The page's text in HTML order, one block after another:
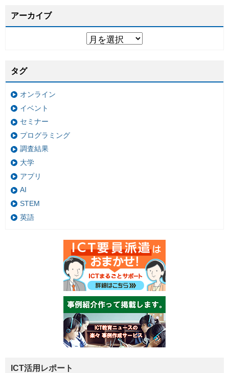
アーカイブ
タグ
オンライン
イベント
セミナー
プログラミング
調査結果
大学
アプリ
AI
STEM
英語
ICT活用レポート